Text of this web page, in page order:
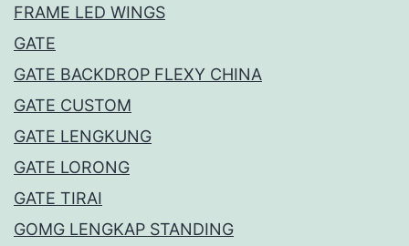
FRAME LED WINGS
GATE
GATE BACKDROP FLEXY CHINA
GATE CUSTOM
GATE LENGKUNG
GATE LORONG
GATE TIRAI
GOMG LENGKAP STANDING